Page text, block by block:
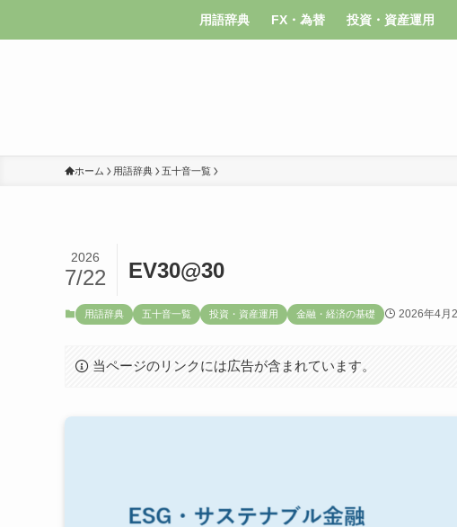
用語辞典 FX・為替 投資・資産運用
ホーム 用語辞典 五十音一覧
EV30@30
2026
7/22
用語辞典 五十音一覧 投資・資産運用 金融・経済の基礎 2026年4月
当ページのリンクには広告が含まれています。